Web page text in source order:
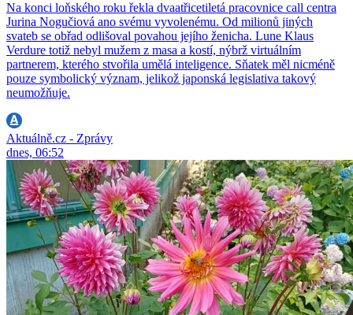
Na konci loňského roku řekla dvaatřicetiletá pracovnice call centra
Jurina Nogučiová ano svému vyvolenému. Od milionů jiných
svateb se obřad odlišoval povahou jejího ženicha. Lune Klaus
Verdure totiž nebyl mužem z masa a kostí, nýbrž virtuálním
partnerem, kterého stvořila umělá inteligence. Sňatek měl nicméně
pouze symbolický význam, jelikož japonská legislativa takový
neumožňuje.
Aktuálně.cz - Zprávy
dnes, 06:52